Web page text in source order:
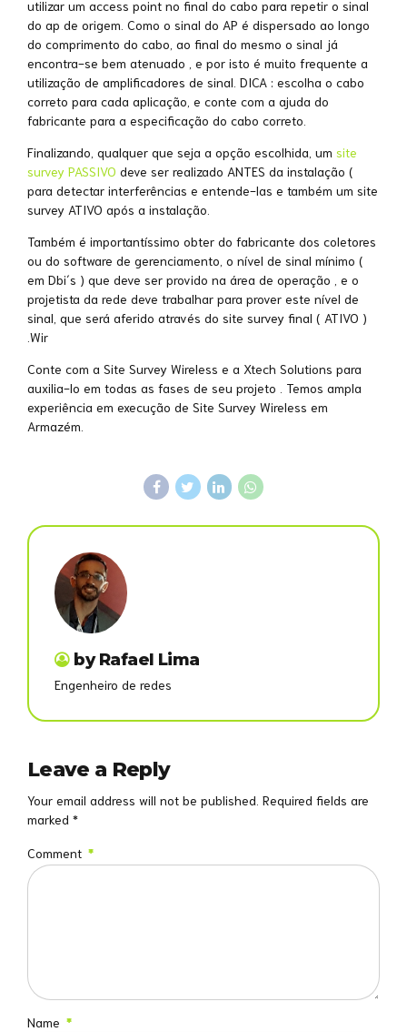
utilizar um access point no final do cabo para repetir o sinal
do ap de origem. Como o sinal do AP é dispersado ao longo
do comprimento do cabo, ao final do mesmo o sinal já
encontra-se bem atenuado , e por isto é muito frequente a
utilização de amplificadores de sinal. DICA : escolha o cabo
correto para cada aplicação, e conte com a ajuda do
fabricante para a especificação do cabo correto.
Finalizando, qualquer que seja a opção escolhida, um site
survey PASSIVO deve ser realizado ANTES da instalação (
para detectar interferências e entende-las e também um site
survey ATIVO após a instalação.
Também é importantíssimo obter do fabricante dos coletores
ou do software de gerenciamento, o nível de sinal mínimo (
em Dbi´s ) que deve ser provido na área de operação , e o
projetista da rede deve trabalhar para prover este nível de
sinal, que será aferido através do site survey final ( ATIVO )
.Wir
Conte com a Site Survey Wireless e a Xtech Solutions para
auxilia-lo em todas as fases de seu projeto . Temos ampla
experiência em execução de Site Survey Wireless em
Armazém.
by Rafael Lima
Engenheiro de redes
Leave a Reply
Your email address will not be published. Required fields are
marked *
Comment *
Name *